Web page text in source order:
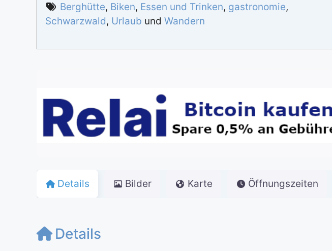
Berghütte, Biken, Essen und Trinken, gastronomie,
Schwarzwald, Urlaub und Wandern
Details Bilder Karte Öffnungszeiten
Details